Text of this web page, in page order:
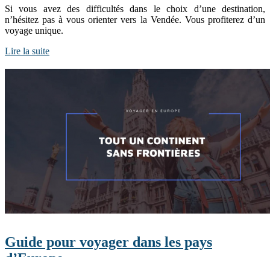
Si vous avez des difficultés dans le choix d’une destination,
n’hésitez pas à vous orienter vers la Vendée. Vous profiterez d’un
voyage unique.
Lire la suite
Guide pour voyager dans les pays